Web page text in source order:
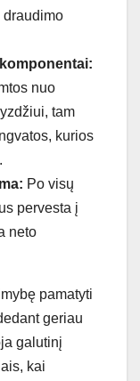
draudimo
nuo
tam
kurios
Po visų
pervesta į
neto
pamatyti
geriau
galutinį
kai